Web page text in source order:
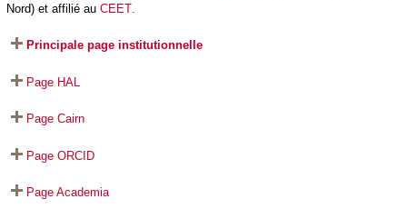
Nord) et affilié au CEET.
Principale page institutionnelle
Page HAL
Page Cairn
Page ORCID
Page Academia